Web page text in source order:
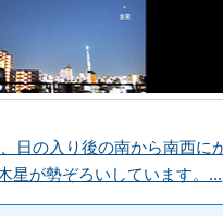
日の入り後の南から南西に
星が勢ぞろいしています。...